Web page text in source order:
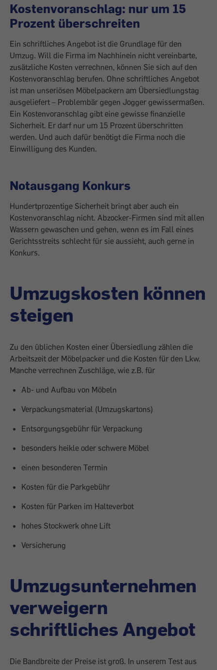
Kostenvoranschlag: nur um 15
Prozent überschreiten
Ein schriftliches Angebot ist die Grundlage für den
Umzug. Will die Firma im Nachhinein nicht vereinbarte,
zusätzliche Kosten verrechnen, können Sie sich auf den
Kostenvoranschlag berufen. Ohne schriftliches Angebot
ist man unseriösen Möbelpackern am Übersiedlungstag
ausgeliefert – Problembär gegen Jogger gewissermaßen.
Ein Kostenvoranschlag gibt eine gewisse finanzielle
Sicherheit. Er darf nur um 15 Prozent überschritten
werden. Und auch dafür benötigt die Firma noch die
Einwilligung des Kunden.
Notausgang Konkurs
Hundertprozentige Sicherheit bringt aber auch ein
Kostenvoranschlag nicht. Abzocker-Firmen sind mit allen
Wassern gewaschen und gehen, wenn es im Fall eines
Gerichtsstreits schlecht für sie aussieht, auch gerne in
Konkurs.
Umzugskosten können
steigen
Zu den üblichen Kosten einer Übersiedlung zählen die
Arbeitszeit der Möbelpacker und die Kosten für den Lkw.
Manche verrechnen Zuschläge, wie z.B. für
Ab- und Aufbau von Möbeln
Verpackungsmaterial (Umzugskartons)
Entsorgungsgebühr für Verpackung
besonders heikle oder schwere Möbel
einen besonderen Termin
Kosten für die Parkgebühr
Kosten für Parken im Halteverbot
hohes Stockwerk ohne Lift
Versicherung
Umzugsunternehmen
verweigern
schriftliches Angebot
Die Bandbreite der Preise ist groß. In unserem Test aus